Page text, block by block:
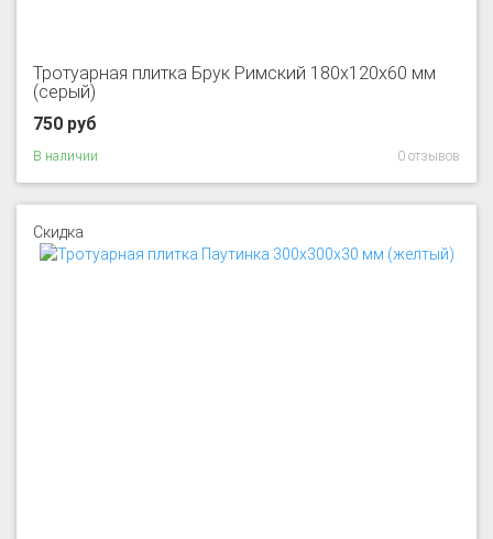
Тротуарная плитка Брук Римский 180x120x60 мм
(серый)
750 руб
В наличии 0 отзывов
Скидка